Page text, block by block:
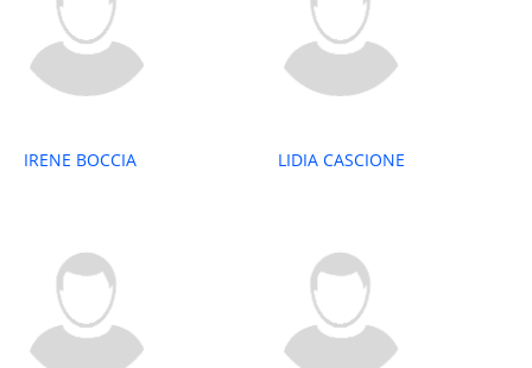
IRENE BOCCIA LIDIA CASCIONE